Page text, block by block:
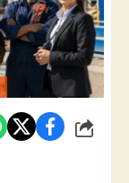
شارك